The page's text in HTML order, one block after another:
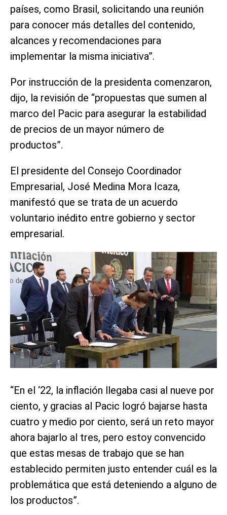
países, como Brasil, solicitando una reunión
para conocer más detalles del contenido,
alcances y recomendaciones para
implementar la misma iniciativa”.
Por instrucción de la presidenta comenzaron,
dijo, la revisión de “propuestas que sumen al
marco del Pacic para asegurar la estabilidad
de precios de un mayor número de
productos”.
El presidente del Consejo Coordinador
Empresarial, José Medina Mora Icaza,
manifestó que se trata de un acuerdo
voluntario inédito entre gobierno y sector
empresarial.
“En el ‘22, la inflación llegaba casi al nueve por
ciento, y gracias al Pacic logró bajarse hasta
cuatro y medio por ciento, será un reto mayor
ahora bajarlo al tres, pero estoy convencido
que estas mesas de trabajo que se han
establecido permiten justo entender cuál es la
problemática que está deteniendo a alguno de
los productos”.